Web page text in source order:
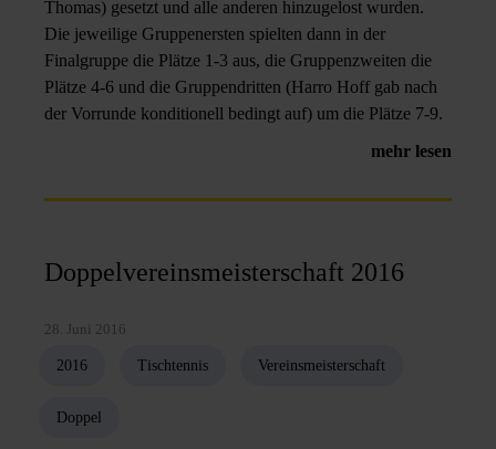
Thomas) gesetzt und alle anderen hinzugelost wurden.
Die jeweilige Gruppenersten spielten dann in der
Finalgruppe die Plätze 1-3 aus, die Gruppenzweiten die
Plätze 4-6 und die Gruppendritten (Harro Hoff gab nach
der Vorrunde konditionell bedingt auf) um die Plätze 7-9.
mehr lesen
Doppelvereinsmeisterschaft 2016
28. Juni 2016
2016 Tischtennis Vereinsmeisterschaft
Doppel